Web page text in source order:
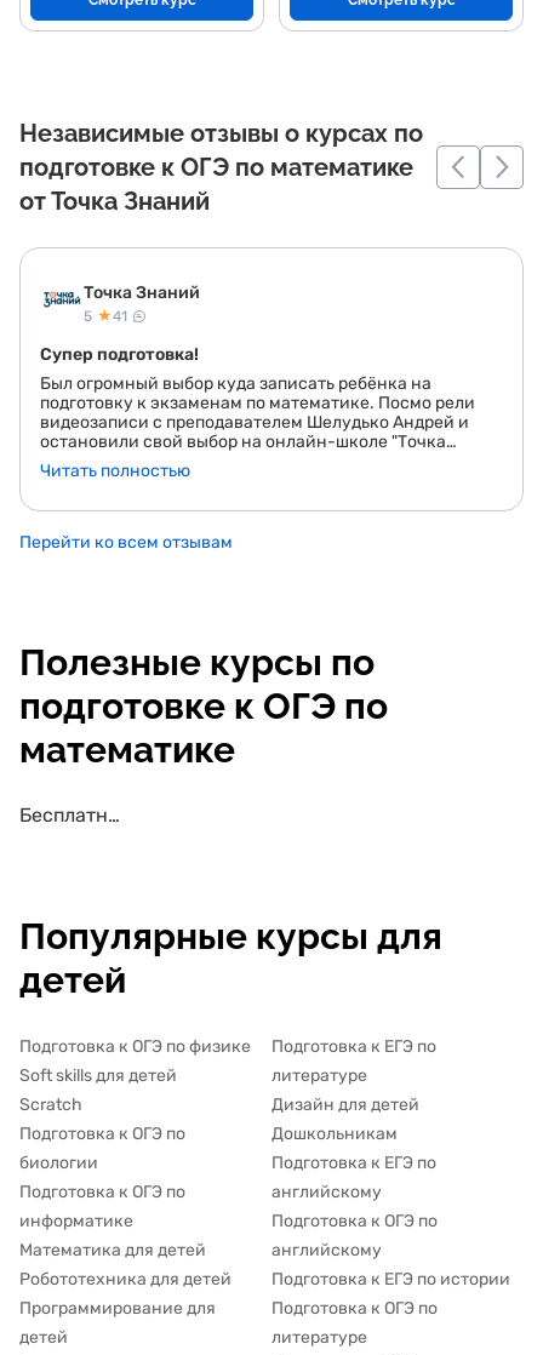
Независимые отзывы о курсах по
подготовке к ОГЭ по математике
от Точка Знаний
Точка Знаний
5 ★41
Супер подготовка!
Был огромный выбор куда записать ребёнка на
подготовку к экзаменам по математике. Посмо рели
видеозаписи с преподавателем Шелудько Андрей и
остановили свой выбор на онлайн-школе "Точка
знаний". Хотим сказать огромное спасибо Андрею за
уроки математики, хотелось бы чтобы так преподовали
нравиться заниматься и он понимает материал. Уже
был первый пробный экзамен по математике,
Читать полностью
Перейти ко всем отзывам
Полезные курсы по
подготовке к ОГЭ по
математике
Бесплатные курсы по подготовке к ОГЭ по математике
Популярные курсы для
детей
Подготовка к ОГЭ по физике
Soft skills для детей
Scratch
Подготовка к ОГЭ по
биологии
Подготовка к ОГЭ по
информатике
Математика для детей
Робототехника для детей
Программирование для
детей
Подготовка к ЕГЭ по
литературе
Дизайн для детей
Дошкольникам
Подготовка к ЕГЭ по
английскому
Подготовка к ОГЭ по
английскому
Подготовка к ЕГЭ по истории
Подготовка к ОГЭ по
литературе